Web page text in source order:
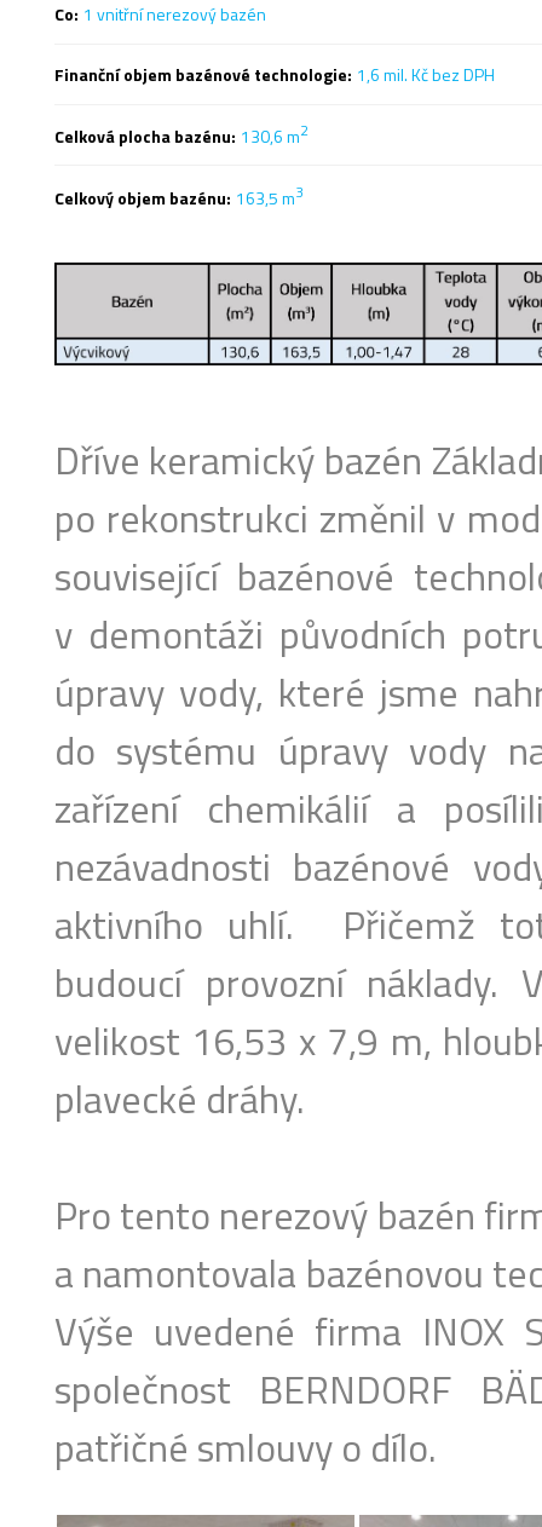
Co: 1 vnitřní nerezový bazén
Finanční objem bazénové technologie: 1,6 mil. Kč bez DPH
Celková plocha bazénu: 130,6 m2
Celkový objem bazénu: 163,5 m3
Dříve keramický bazén
po rekonstrukci změnil v
související bazénové
v demontáži původních
úpravy vody, které jsme
do systému úpravy vody
zařízení chemikálií a
nezávadnosti bazénové
aktivního uhlí. Přičemž
budoucí provozní náklady.
velikost 16,53 x 7,9 m,
plavecké dráhy.
Pro tento nerezový bazén
a namontovala bazénovou
Výše uvedené firma INOX
společnost BERNDORF
patřičné smlouvy o dílo.